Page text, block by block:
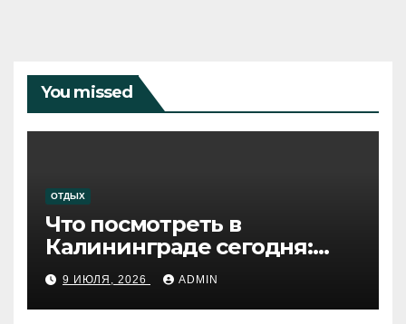
You missed
ОТДЫХ
Что посмотреть в
Калининграде сегодня:
путеводитель по самому
западному городу России
9 ИЮЛЯ, 2026 ADMIN